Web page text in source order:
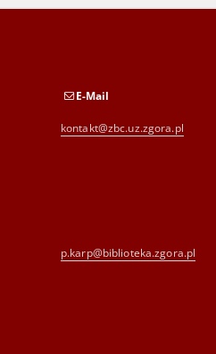
E-Mail
kontakt@zbc.uz.zgora.pl
p.karp@biblioteka.zgora.pl